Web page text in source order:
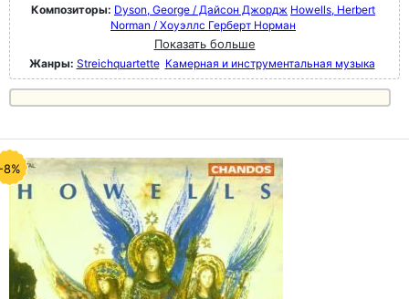
Композиторы: Dyson, George / Дайсон Джордж Howells, Herbert
Norman / Хоуэллс Герберт Норман
Показать больше
Жанры: Streichquartette Камерная и инструментальная музыка
8%